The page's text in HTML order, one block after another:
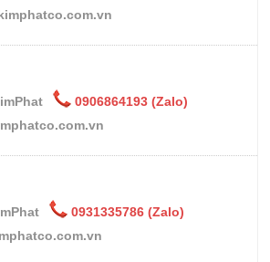
0906864193 (Zalo)
0931335786 (Zalo)